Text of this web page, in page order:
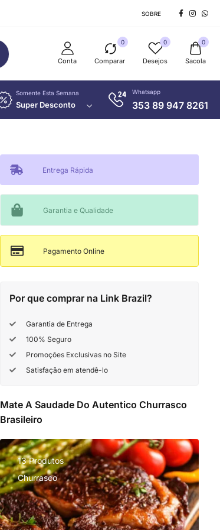
SOBRE
Conta
0
Comparar
0
Desejos
0
Sacola
Somente Esta Semana
Super Desconto
Whatsapp
353 89 947 8261
Entrega Rápida
Garantia e Qualidade
Pagamento Online
Por que comprar na Link Brazil?
Garantia de Entrega
100% Seguro
Promoções Exclusivas no Site
Satisfação em atendê-lo
Mate A Saudade Do Autentico Churrasco
Brasileiro
13 Produtos
Churrasco